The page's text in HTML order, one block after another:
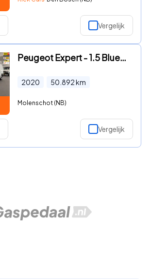
Vergelijk
Peugeot Expert - 1.5 BlueHDI 100 Standard Premium/ NL auto/ Eerste eigenaar/
2020 50.892km
Molenschot (NB)
Vergelijk